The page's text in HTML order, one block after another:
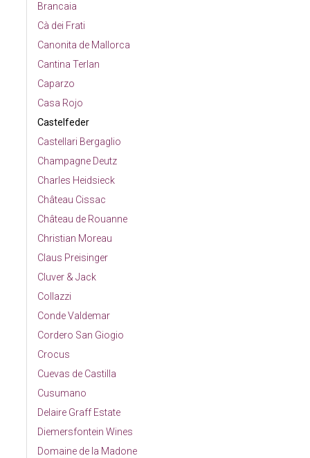
Brancaia
Cà dei Frati
Canonita de Mallorca
Cantina Terlan
Caparzo
Casa Rojo
Castelfeder
Castellari Bergaglio
Champagne Deutz
Charles Heidsieck
Château Cissac
Château de Rouanne
Christian Moreau
Claus Preisinger
Cluver & Jack
Collazzi
Conde Valdemar
Cordero San Giogio
Crocus
Cuevas de Castilla
Cusumano
Delaire Graff Estate
Diemersfontein Wines
Domaine de la Madone